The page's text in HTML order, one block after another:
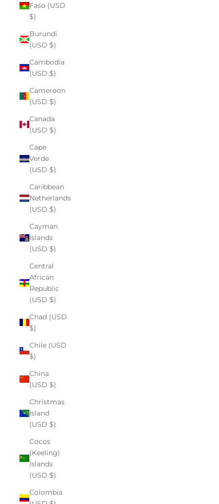
Faso (USD
$)
Burundi
(USD $)
Cambodia
(USD $)
Cameroon
(USD $)
Canada
(USD $)
Cape
Verde
(USD $)
Caribbean
Netherlands
(USD $)
Cayman
Islands
(USD $)
Central
African
Republic
(USD $)
Chad (USD
$)
Chile (USD
$)
China
(USD $)
Christmas
Island
(USD $)
Cocos
(Keeling)
Islands
(USD $)
Colombia